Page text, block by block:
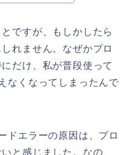
ですが、もしかしたら
れません。なぜかプロ
だけ、私が普段使って
なくなってしまったんで
ドエラーの原因は、プロ
と感じました。なの